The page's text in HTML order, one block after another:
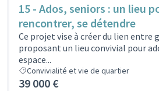
15 - Ados, seniors : un lieu
rencontrer, se détendre
Ce projet vise à créer du lien entre
proposant un lieu convivial pour
espace...
Convivialité et vie de quartier
39 000 €